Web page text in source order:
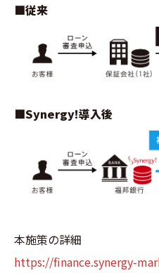
■従来
■Synergy!導入後
本施策の詳細
https://finance.synergy-